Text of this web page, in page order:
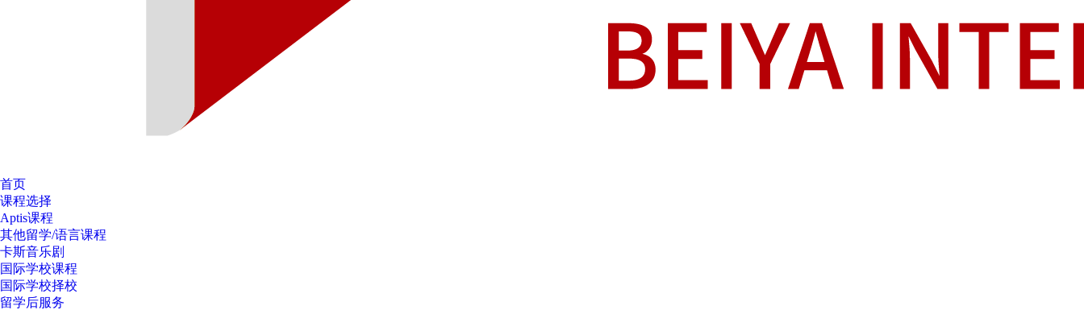
首页
课程选择
Aptis课程
其他留学/语言课程
卡斯音乐剧
国际学校课程
国际学校择校
留学后服务